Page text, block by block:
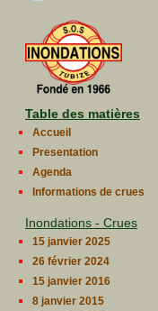
Table des matières
Accueil
Presentation
Agenda
Informations de crues
Inondations - Crues
15 janvier 2025
26 février 2024
15 janvier 2016
8 janvier 2015